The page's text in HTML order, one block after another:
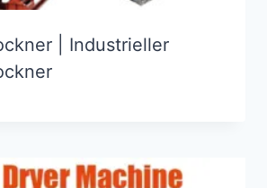
| Industrieller